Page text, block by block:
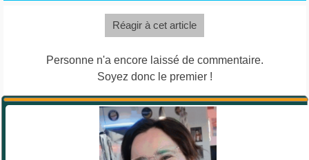
Réagir à cet article
Personne n'a encore laissé de commentaire.
Soyez donc le premier !